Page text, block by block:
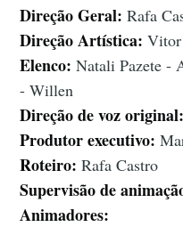
Direção Geral:Rafa
Direção Artística:Vitor
Elenco:Natali Pazete -
- Willen
Direção de voz
Produtor executivo:
Roteiro:Rafa Castro
Supervisão de
Animadores: